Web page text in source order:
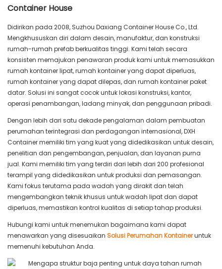
Container House
Didirikan pada 2008, Suzhou Daxiang Container House Co., Ltd.
Mengkhususkan diri dalam desain, manufaktur, dan konstruksi
rumah-rumah prefab berkualitas tinggi. Kami telah secara
konsisten memajukan penawaran produk kami untuk memasukkan
rumah kontainer lipat, rumah kontainer yang dapat diperluas,
rumah kontainer yang dapat dilepas, dan rumah kontainer paket
datar. Solusi ini sangat cocok untuk lokasi konstruksi, kantor,
operasi penambangan, ladang minyak, dan penggunaan pribadi.
Dengan lebih dari satu dekade pengalaman dalam pembuatan
perumahan terintegrasi dan perdagangan internasional, DXH
Container memiliki tim yang kuat yang didedikasikan untuk desain,
penelitian dan pengembangan, penjualan, dan layanan purna
jual. Kami memiliki tim yang terdiri dari lebih dari 200 profesional
terampil yang didedikasikan untuk produksi dan pemasangan.
Kami fokus terutama pada wadah yang dirakit dan telah
mengembangkan teknik khusus untuk wadah lipat dan dapat
diperluas, memastikan kontrol kualitas di setiap tahap produksi.
Hubungi kami untuk menemukan bagaimana kami dapat
menawarkan yang disesuaikan Solusi Perumahan Kontaineruntuk
memenuhi kebutuhan Anda.